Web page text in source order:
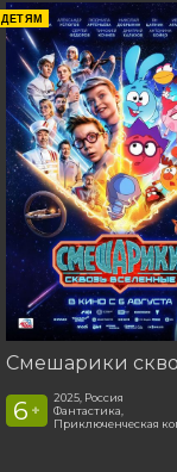
ДЕТЯМ
6 +
2025, Россия
Фантастика,
Приключенческая